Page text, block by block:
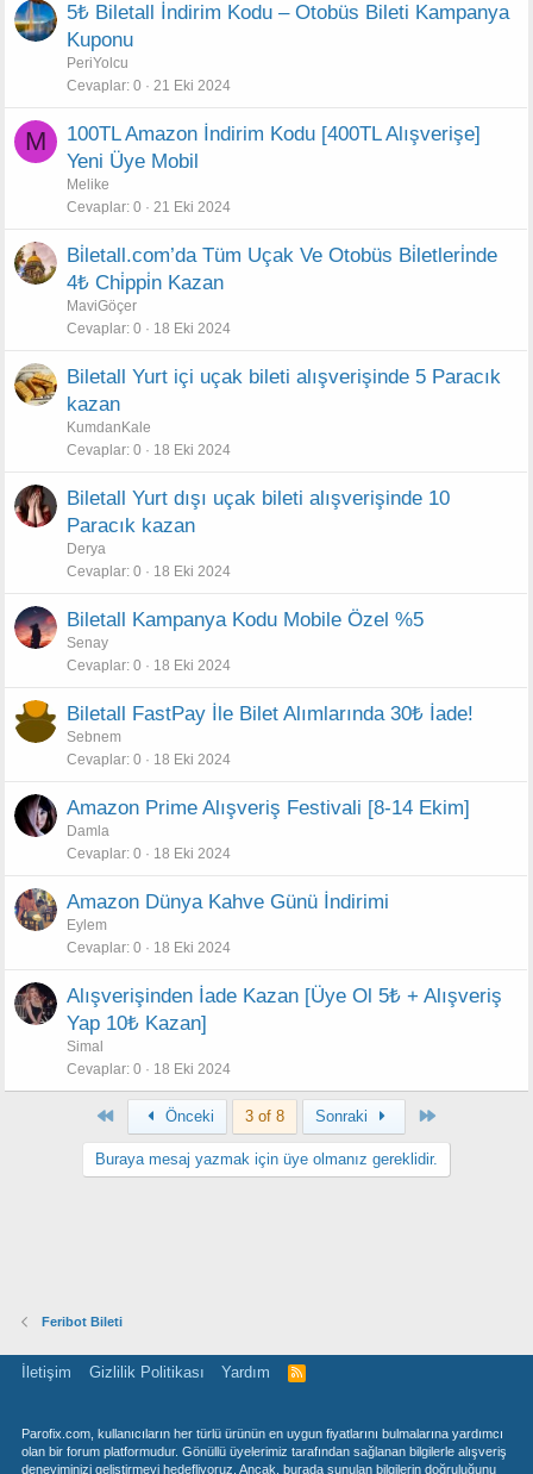
5₺ Biletall İndirim Kodu – Otobüs Bileti Kampanya
Kuponu
PeriYolcu
Cevaplar 0 21 Eki 2024
M
100TL Amazon İndirim Kodu [400TL Alışverişe]
Yeni Üye Mobil
Melike
Cevaplar 0 21 Eki 2024
Bi̇letall.com’da Tüm Uçak Ve Otobüs Bi̇letleri̇nde
4₺ Chi̇ppi̇n Kazan
MaviGöçer
Cevaplar 0 18 Eki 2024
Biletall Yurt içi uçak bileti alışverişinde 5 Paracık
kazan
KumdanKale
Cevaplar 0 18 Eki 2024
Biletall Yurt dışı uçak bileti alışverişinde 10
Paracık kazan
Derya
Cevaplar 0 18 Eki 2024
Biletall Kampanya Kodu Mobile Özel %5
Senay
Cevaplar 0 18 Eki 2024
Biletall FastPay İle Bilet Alımlarında 30₺ İade!
Sebnem
Cevaplar 0 18 Eki 2024
Amazon Prime Alışveriş Festivali [8-14 Ekim]
Damla
Cevaplar 0 18 Eki 2024
Amazon Dünya Kahve Günü İndirimi
Eylem
Cevaplar 0 18 Eki 2024
Alışverişinden İade Kazan [Üye Ol 5₺ + Alışveriş
Yap 10₺ Kazan]
Simal
Cevaplar 0 18 Eki 2024
Önceki 3 of 8 Sonraki
Buraya mesaj yazmak için üye olmanız gereklidir.
Feribot Bileti
İletişim Gizlilik Politikası Yardım
R
Parofix.com, kullanıcıların her türlü ürünün en uygun fiyatlarını bulmalarına yardımcı
olan bir forum platformudur. Gönüllü üyelerimiz tarafından sağlanan bilgilerle alışveriş
deneyiminizi geliştirmeyi hedefliyoruz. Ancak, burada sunulan bilgilerin doğruluğunu